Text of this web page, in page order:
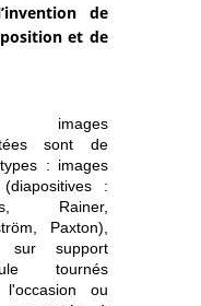
de
et de
images
sont de
: images
:
Rainer,
Paxton),
sur support
tournés
l'occasion ou